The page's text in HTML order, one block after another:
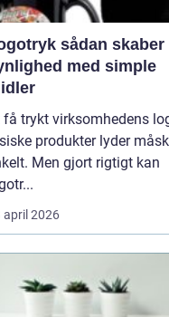
sådan skaber du
med simple
få trykt virksomhedens
produkter lyder
Men gjort rigtigt kan
april 2026